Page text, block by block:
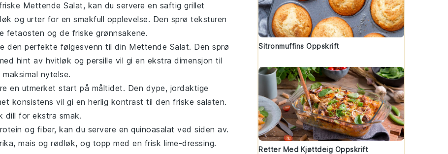
Mettende Salat, kan du servere en saftig grillet
og urter for en smakfull opplevelse. Den sprø teksturen
fetaosten og de friske grønnsakene.
den perfekte følgesvenn til din Mettende Salat. Den sprø
hint av hvitløk og persille vil gi en ekstra dimensjon til
nytelse.
en utmerket start på måltidet. Den dype, jordaktige
konsistens vil gi en herlig kontrast til den friske salaten.
dill for ekstra smak.
og fiber, kan du servere en quinoasalat ved siden av.
, mais og rødløk, og topp med en frisk lime-dressing.
Sitronmuffins Oppskrift
Retter Med Kjøttdeig Oppskrift